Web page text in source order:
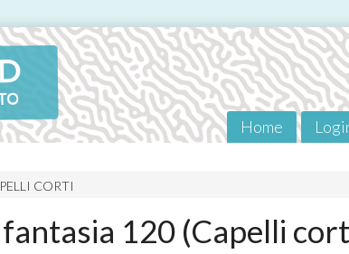
Home
CORTI
120 (Capelli